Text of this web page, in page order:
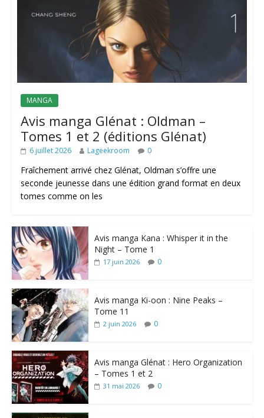
MANGA
Avis manga Glénat : Oldman –
Tomes 1 et 2 (éditions Glénat)
6 juillet 2026 Lageekroom 0
Fraîchement arrivé chez Glénat, Oldman s’offre une
seconde jeunesse dans une édition grand format en deux
tomes comme on les
Avis manga Kana : Whisper it in the
Night – Tome 1
17 juin 2026 0
Avis manga Ki-oon : Nine Peaks –
Tome 11
2 juin 2026 0
Avis manga Glénat : Hero Organization
– Tomes 1 et 2
31 mai 2026 0